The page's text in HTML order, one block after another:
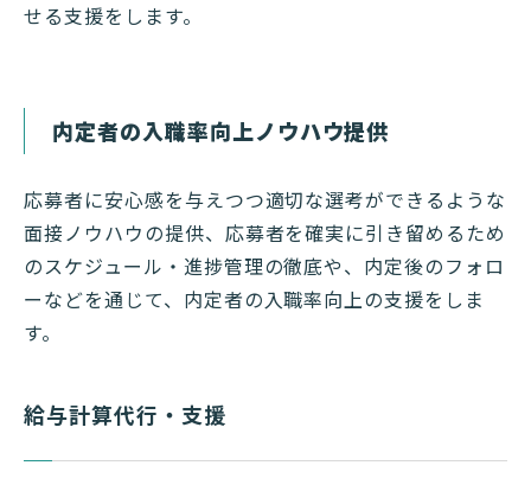
せる支援をします。
内定者の入職率向上ノウハウ提供
応募者に安心感を与えつつ適切な選考ができるような
面接ノウハウの提供、応募者を確実に引き留めるため
のスケジュール・進捗管理の徹底や、内定後のフォロ
ーなどを通じて、内定者の入職率向上の支援をしま
す。
給与計算代行・支援